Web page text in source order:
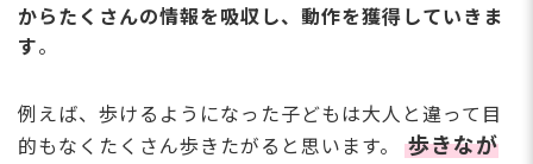
からたくさんの情報を吸収し、動作を獲得していきま
す。
例えば、歩けるようになった⼦どもは⼤⼈と違って⽬
的もなくたくさん歩きたがると思います。
歩きなが